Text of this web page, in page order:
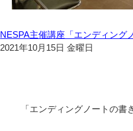
NESPA主催講座「エンディング
2021年10月15日 金曜日
「エンディングノートの書